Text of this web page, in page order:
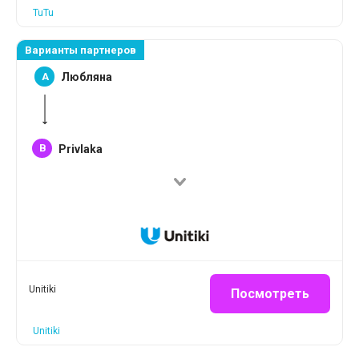
TuTu
Варианты партнеров
A Любляна
B Privlaka
Unitiki Посмотреть
Unitiki